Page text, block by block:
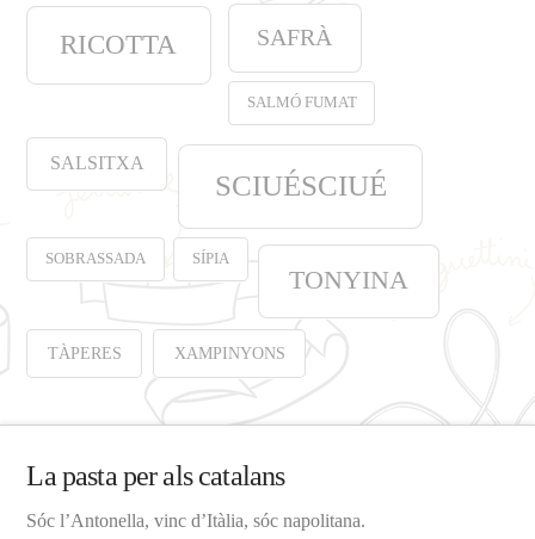
RICOTTA SAFRÀ
SALMÓ FUMAT
SALSITXA
SCIUÉSCIUÉ
SOBRASSADA SÍPIA
TONYINA
TÀPERES XAMPINYONS
La pasta per als catalans
Sóc l’Antonella, vinc d’Itàlia, sóc napolitana.